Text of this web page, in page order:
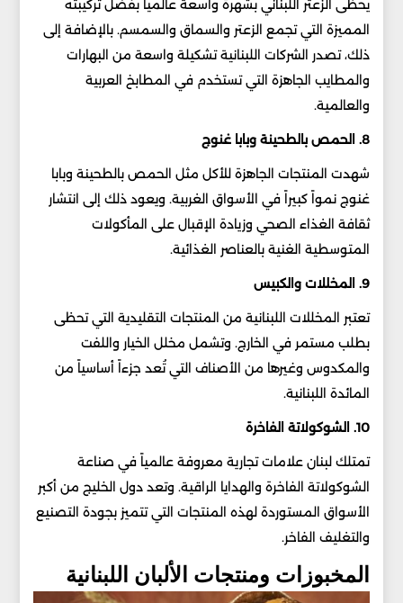
يحظى الزعتر اللبناني بشهرة واسعة عالمياً بفضل تركيبته
المميزة التي تجمع الزعتر والسماق والسمسم. بالإضافة إلى
ذلك، تصدر الشركات اللبنانية تشكيلة واسعة من البهارات
والمطايب الجاهزة التي تستخدم في المطابخ العربية
والعالمية.
8. الحمص بالطحينة وبابا غنوج
شهدت المنتجات الجاهزة للأكل مثل الحمص بالطحينة وبابا
غنوج نمواً كبيراً في الأسواق الغربية. ويعود ذلك إلى انتشار
ثقافة الغذاء الصحي وزيادة الإقبال على المأكولات
المتوسطية الغنية بالعناصر الغذائية.
9. المخللات والكبيس
تعتبر المخللات اللبنانية من المنتجات التقليدية التي تحظى
بطلب مستمر في الخارج. وتشمل مخلل الخيار واللفت
والمكدوس وغيرها من الأصناف التي تُعد جزءاً أساسياً من
المائدة اللبنانية.
10. الشوكولاتة الفاخرة
تمتلك لبنان علامات تجارية معروفة عالمياً في صناعة
الشوكولاتة الفاخرة والهدايا الراقية. وتعد دول الخليج من أكبر
الأسواق المستوردة لهذه المنتجات التي تتميز بجودة التصنيع
والتغليف الفاخر.
المخبوزات ومنتجات الألبان اللبنانية